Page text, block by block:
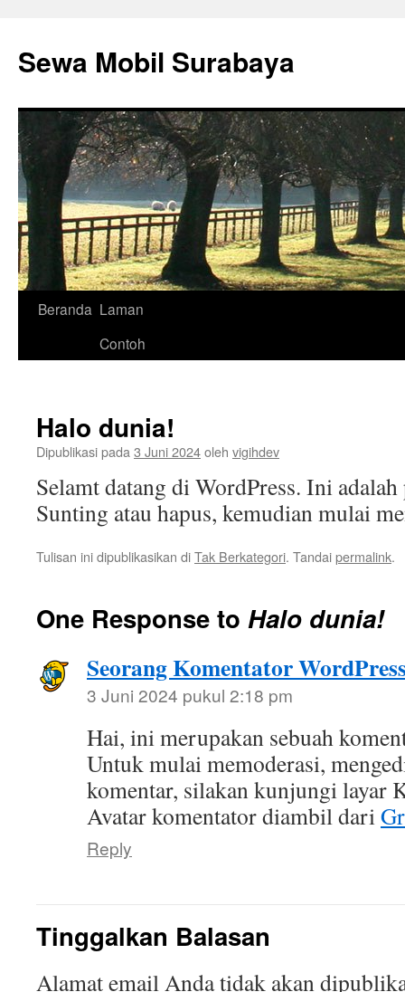
isi
Sewa Mobil Surabaya
Beranda Laman
Contoh
Halo dunia!
Dipublikasi pada 3 Juni 2024oleh vigihdev
Selamt datang di WordPress. Ini
Sunting atau hapus, kemudian mulai
Tulisan ini dipublikasikan diTak Berkategori. Tandaipermalink.
One Response to Halo dunia!
Seorang Komentator
3 Juni 2024 pukul 2:18 pm
Hai, ini merupakan sebuah
Untuk mulai memoderasi,
komentar, silakan kunjungi layar
Avatar komentator diambil dari
Reply
Tinggalkan Balasan
Alamat email Anda tidak akan